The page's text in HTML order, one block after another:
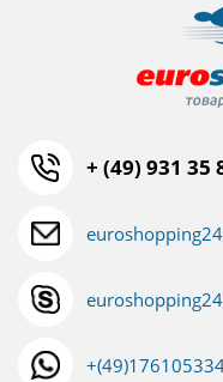
+ (49) 931 35